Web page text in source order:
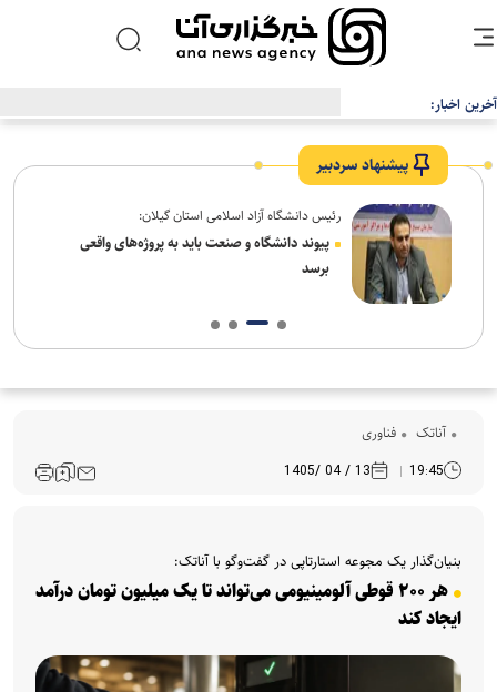
آخرین اخبار:
پیشنهاد سردبیر
رئیس دانشگاه آزاد اسلامی استان گیلان:
پیوند دانشگاه و صنعت باید به پروژه‌های واقعی
برسد
آناتک فناوری
19:45
13 / 04 /1405
بنیان‌گذار یک مجوعه استارتاپی در گفت‌و‌گو با آناتک:
هر ۲۰۰ قوطی آلومینیومی می‌تواند تا یک میلیون تومان درآمد
ایجاد کند